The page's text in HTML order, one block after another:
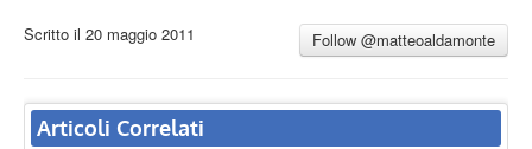
Scritto il 20 maggio 2011 Follow @matteoaldamonte
Articoli Correlati